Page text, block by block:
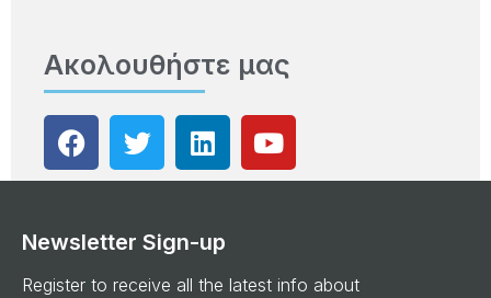
Ακολουθήστε μας
Newsletter Sign-up
Register to receive all the latest info about